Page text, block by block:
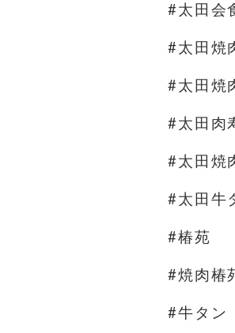
#太田会
#太田焼
#太田焼
#太田肉
#太田焼
#太田牛
#椿苑
#焼肉椿
#牛タン